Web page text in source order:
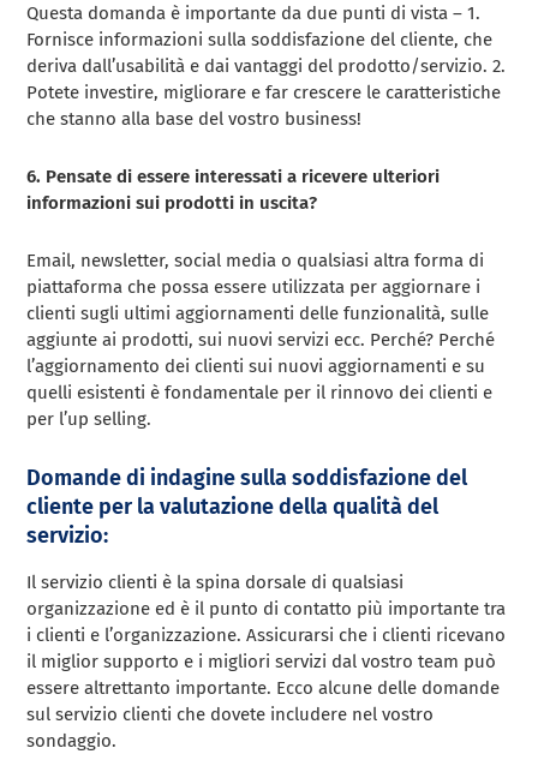
Questa domanda è importante da due punti di vista – 1.
Fornisce informazioni sulla soddisfazione del cliente, che
deriva dall’usabilità e dai vantaggi del prodotto/servizio. 2.
Potete investire, migliorare e far crescere le caratteristiche
che stanno alla base del vostro business!
6. Pensate di essere interessati a ricevere ulteriori
informazioni sui prodotti in uscita?
Email, newsletter, social media o qualsiasi altra forma di
piattaforma che possa essere utilizzata per aggiornare i
clienti sugli ultimi aggiornamenti delle funzionalità, sulle
aggiunte ai prodotti, sui nuovi servizi ecc. Perché? Perché
l’aggiornamento dei clienti sui nuovi aggiornamenti e su
quelli esistenti è fondamentale per il rinnovo dei clienti e
per l’up selling.
Domande di indagine sulla soddisfazione del
cliente per la valutazione della qualità del
servizio:
Il servizio clienti è la spina dorsale di qualsiasi
organizzazione ed è il punto di contatto più importante tra
i clienti e l’organizzazione. Assicurarsi che i clienti ricevano
il miglior supporto e i migliori servizi dal vostro team può
essere altrettanto importante. Ecco alcune delle domande
sul servizio clienti che dovete includere nel vostro
sondaggio.